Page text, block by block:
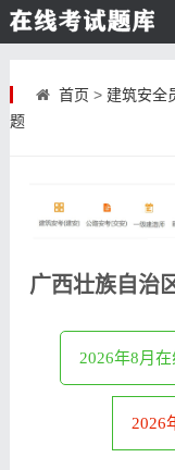
首页 > 建筑安全
题
广西壮族自治
2026年8月
2026